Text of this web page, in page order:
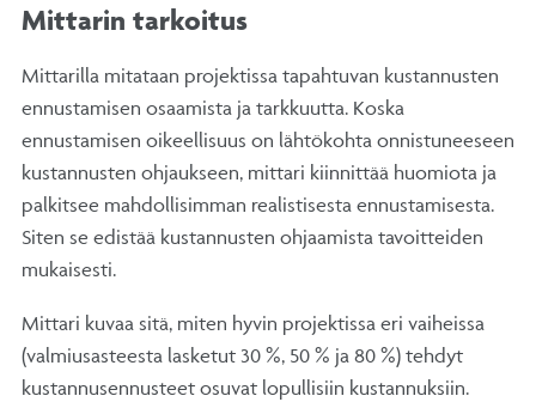
Mittarin tarkoitus
Mittarilla mitataan projektissa tapahtuvan kustannusten
ennustamisen osaamista ja tarkkuutta. Koska
ennustamisen oikeellisuus on lähtökohta onnistuneeseen
kustannusten ohjaukseen, mittari kiinnittää huomiota ja
palkitsee mahdollisimman realistisesta ennustamisesta.
Siten se edistää kustannusten ohjaamista tavoitteiden
mukaisesti.
Mittari kuvaa sitä, miten hyvin projektissa eri vaiheissa
(valmiusasteesta lasketut 30 %, 50 % ja 80 %) tehdyt
kustannusennusteet osuvat lopullisiin kustannuksiin.